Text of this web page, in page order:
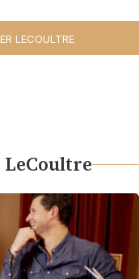
LECOULTRE
LeCoultre